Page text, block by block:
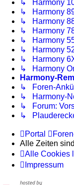
↳ Harmony
↳ Harmony
↳ Harmony
↳ Harmony
↳ Harmony
↳ Harmony
↳ Harmony
↳ Harmony
Harmony-
↳ Foren-
↳ Harmony-
↳ Forum:
↳
Portal
Alle Zeiten sind
Alle Cookies
Impressum